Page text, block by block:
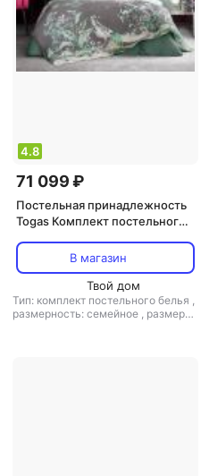
4.8
71 099 ₽
Постельная принадлежность
Togas Комплект постельного
sensotex бело-зелено-серый
В магазин
Твой дом
Тип: комплект постельного белья ,
размерность: семейное , размер